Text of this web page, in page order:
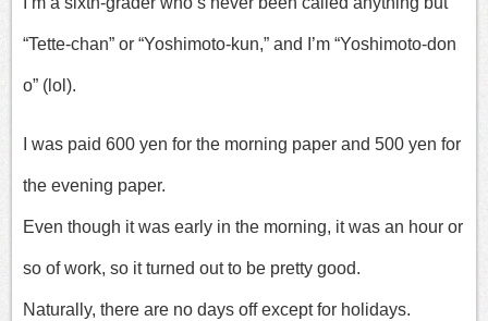
“Tette-chan” or “Yoshimoto-kun,” and I’m “Yoshimoto-don
o” (lol).
I was paid 600 yen for the morning paper and 500 yen for
the evening paper.
Even though it was early in the morning, it was an hour or
so of work, so it turned out to be pretty good.
Naturally, there are no days off except for holidays.